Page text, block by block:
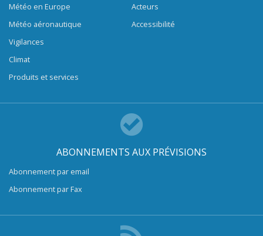
Météo en Europe
Météo aéronautique
Vigilances
Climat
Produits et services
Acteurs
Accessibilité
ABONNEMENTS AUX PRÉVISIONS
Abonnement par email
Abonnement par Fax